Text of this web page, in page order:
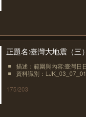
正題名:臺灣大地震（三
描述：範圍與內容:臺灣日
資料識別：
175/203